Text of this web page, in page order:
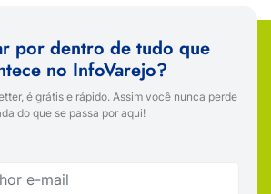
por dentro de tudo que
no InfoVarejo?
é grátis e rápido. Assim você nunca perde
do que se passa por aqui!